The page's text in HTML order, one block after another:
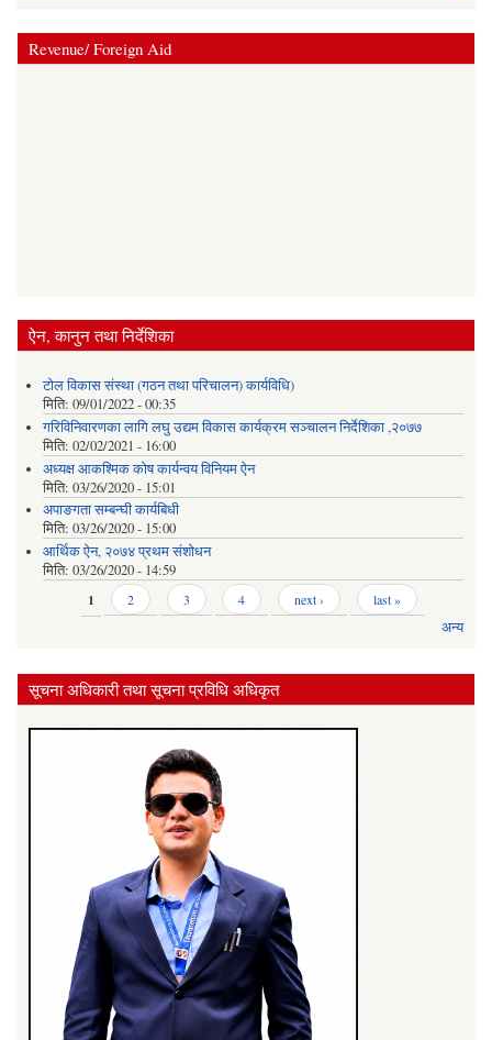
Revenue/ Foreign Aid
ऐन, कानुन तथा निर्देशिका
टोल विकास संस्था (गठन तथा परिचालन) कार्यविधि)
मिति: 09/01/2022 - 00:35
गरिविनिवारणका लागि लघु उद्यम विकास कार्यक्रम सञ्चालन निर्देशिका ,२०७७
मिति: 02/02/2021 - 16:00
अध्यक्ष आकश्मिक कोष कार्यन्वय विनियम ऐन
मिति: 03/26/2020 - 15:01
अपाङगता सम्बन्घी कार्यबिधी
मिति: 03/26/2020 - 15:00
आर्थिक ऐन, २०७४ प्रथम संशोधन
मिति: 03/26/2020 - 14:59
1 2 3 4 next › last »
अन्य
सूचना अधिकारी तथा सूचना प्रविधि अधिकृत